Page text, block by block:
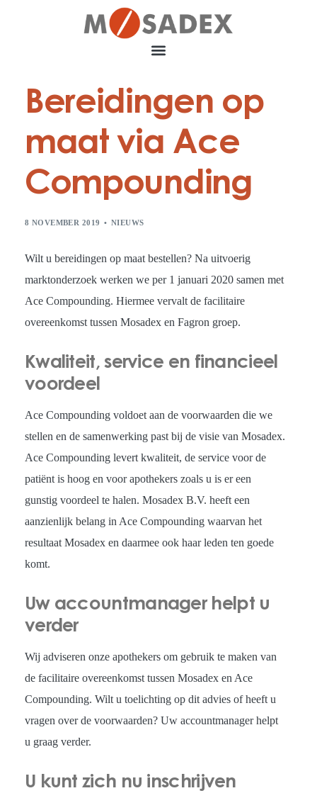
Bereidingen op
maat via Ace
Compounding
8 NOVEMBER 2019 NIEUWS
Wilt u bereidingen op maat bestellen? Na uitvoerig
marktonderzoek werken we per 1 januari 2020 samen met
Ace Compounding. Hiermee vervalt de facilitaire
overeenkomst tussen Mosadex en Fagron groep.
Kwaliteit, service en financieel
voordeel
Ace Compounding voldoet aan de voorwaarden die we
stellen en de samenwerking past bij de visie van Mosadex.
Ace Compounding levert kwaliteit, de service voor de
patiënt is hoog en voor apothekers zoals u is er een
gunstig voordeel te halen. Mosadex B.V. heeft een
aanzienlijk belang in Ace Compounding waarvan het
resultaat Mosadex en daarmee ook haar leden ten goede
komt.
Uw accountmanager helpt u
verder
Wij adviseren onze apothekers om gebruik te maken van
de facilitaire overeenkomst tussen Mosadex en Ace
Compounding. Wilt u toelichting op dit advies of heeft u
vragen over de voorwaarden? Uw accountmanager helpt
u graag verder.
U kunt zich nu inschrijven